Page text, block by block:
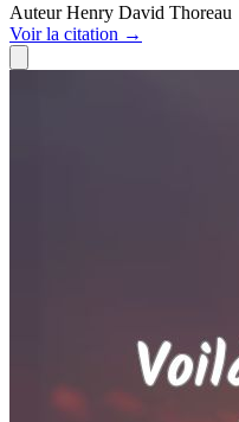
Auteur Henry David Thoreau
Voirla citation →